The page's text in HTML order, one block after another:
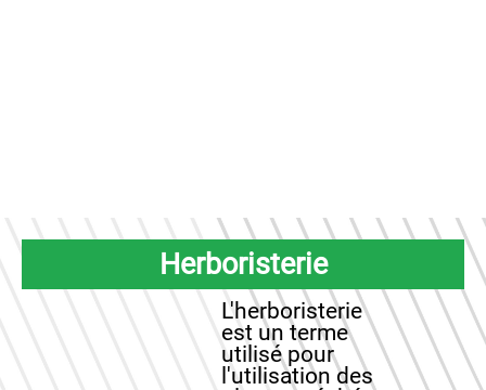
Herboristerie
L'herboristerie
est un terme
utilisé pour
l'utilisation des